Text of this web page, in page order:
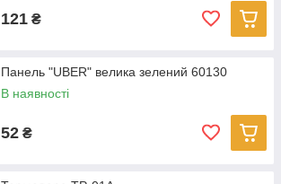
121 ₴
Панель "UBER" велика зелений 60130
В наявності
52 ₴